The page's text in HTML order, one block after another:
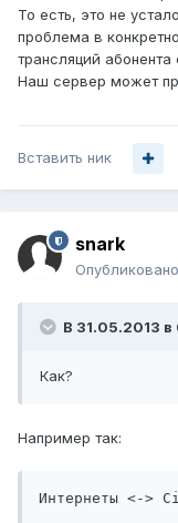
То есть, это не
проблема в
трансляций
Наш сервер может
Вставить ник
snark
Опубликовано
В 31.05.2013 в
Как?
Например так:
Интернеты <->